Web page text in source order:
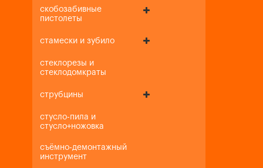
скобозабивные
пистолеты
стамески и зубило
стеклорезы и
стеклодомкраты
струбцины
стусло-пила и
стусло+ножовка
съёмно-демонтажный
инструмент